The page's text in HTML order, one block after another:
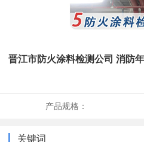
晋江市防火涂料检测公司 消防
产品规格：
关键词